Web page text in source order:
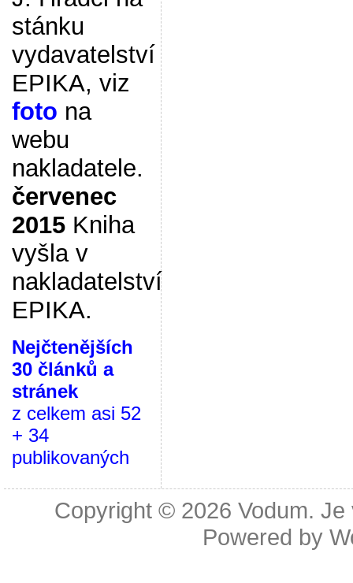
stánku
vydavatelství
EPIKA, viz
foto na
webu
nakladatele.
červenec
2015Kniha
vyšla v
nakladatelství
EPIKA.
Nejčtenějších
30 článků a
stránek
z celkem asi 52
+ 34
publikovaných
Copyright © 2026 Vodum.
Powered by